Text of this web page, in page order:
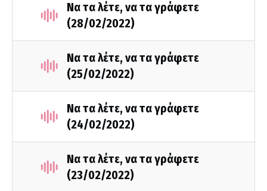
Να τα λέτε, να τα γράφετε
(28/02/2022)
Να τα λέτε, να τα γράφετε
(25/02/2022)
Να τα λέτε, να τα γράφετε
(24/02/2022)
Να τα λέτε, να τα γράφετε
(23/02/2022)